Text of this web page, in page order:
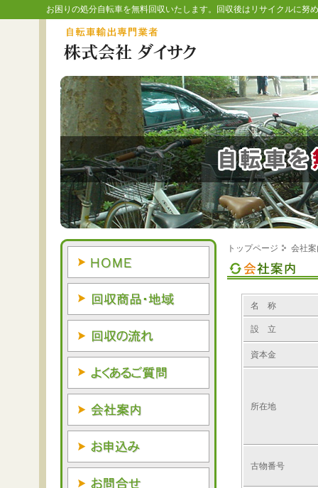
お困りの処分自転車を無料回収いたします。回収後はリサイクルに
トップページ 会社
名 称
設 立
資本金
所在地
古物番号